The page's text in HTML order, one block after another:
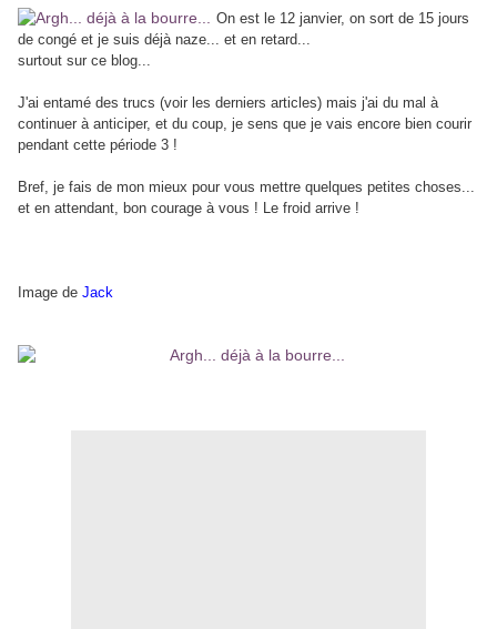
On est le 12 janvier, on sort de 15 jours
de congé et je suis déjà naze... et en retard...
surtout sur ce blog...
J'ai entamé des trucs (voir les derniers articles) mais j'ai du mal à
continuer à anticiper, et du coup, je sens que je vais encore bien courir
pendant cette période 3 !
Bref, je fais de mon mieux pour vous mettre quelques petites choses...
et en attendant, bon courage à vous ! Le froid arrive !
Image de Jack